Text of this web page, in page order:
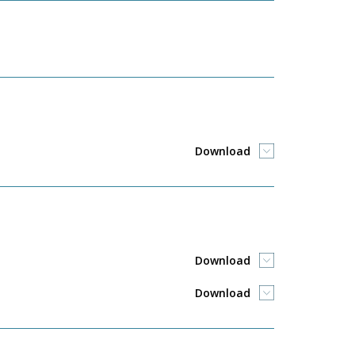
Download
Download
Download